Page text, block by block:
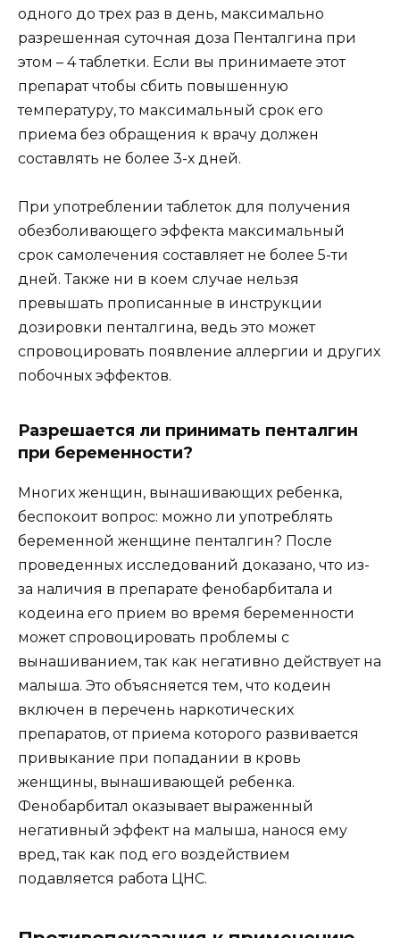
одного до трех раз в день, максимально
разрешенная суточная доза Пенталгина при
этом – 4 таблетки. Если вы принимаете этот
препарат чтобы сбить повышенную
температуру, то максимальный срок его
приема без обращения к врачу должен
составлять не более 3-х дней.
При употреблении таблеток для получения
обезболивающего эффекта максимальный
срок самолечения составляет не более 5-ти
дней. Также ни в коем случае нельзя
превышать прописанные в инструкции
дозировки пенталгина, ведь это может
спровоцировать появление аллергии и других
побочных эффектов.
Разрешается ли принимать пенталгин
при беременности?
Многих женщин, вынашивающих ребенка,
беспокоит вопрос: можно ли употреблять
беременной женщине пенталгин? После
проведенных исследований доказано, что из-
за наличия в препарате фенобарбитала и
кодеина его прием во время беременности
может спровоцировать проблемы с
вынашиванием, так как негативно действует на
малыша. Это объясняется тем, что кодеин
включен в перечень наркотических
препаратов, от приема которого развивается
привыкание при попадании в кровь
женщины, вынашивающей ребенка.
Фенобарбитал оказывает выраженный
негативный эффект на малыша, нанося ему
вред, так как под его воздействием
подавляется работа ЦНС.